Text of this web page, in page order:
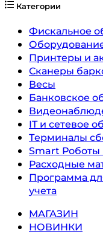
Категории
Фискальное
Принтеры и
Сканеры
Весы
Банковское
IT и сетевое
Терминалы
Smart Роботы
Расходные
Программа
учета
МАГАЗИН
НОВИНКИ